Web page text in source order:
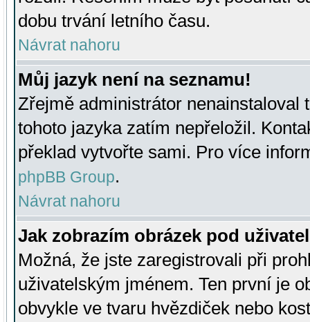
dobu trvání letního času.
Návrat nahoru
Můj jazyk není na seznamu!
Zřejmě administrátor nenainstaloval
tohoto jazyka zatím nepřeložil.
překlad vytvořte sami. Pro více
phpBB Group.
Návrat nahoru
Jak zobrazím obrázek pod
Možná, že jste zaregistrovali při
uživatelským jménem. Ten první je
obvykle ve tvaru hvězdiček nebo